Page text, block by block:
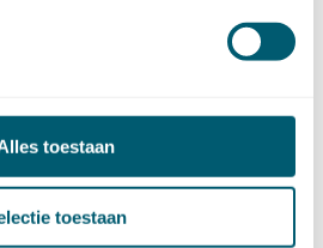
toestaan
toestaan